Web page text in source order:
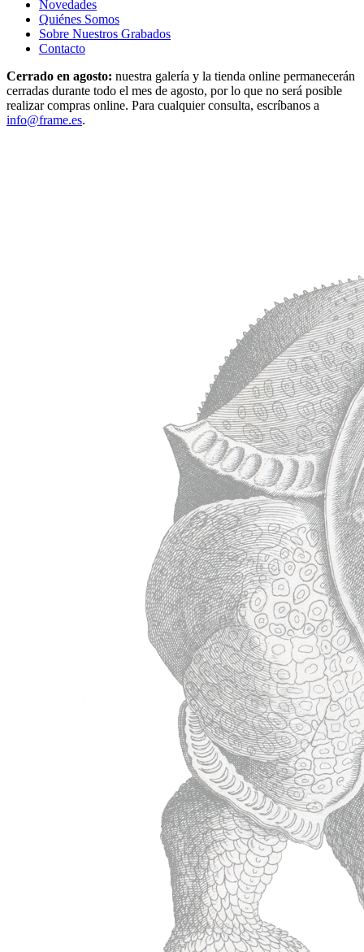
Novedades
Quiénes Somos
Sobre Nuestros Grabados
Contacto
Cerrado en agosto: nuestra galería y la tienda online permanecerán
cerradas durante todo el mes de agosto, por lo que no será posible
realizar compras online. Para cualquier consulta, escríbanos a
info@frame.es.